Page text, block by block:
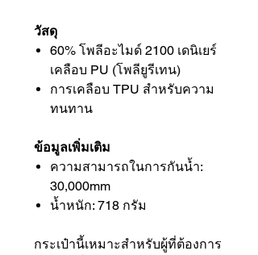
วัสดุ
60% โพลีอะไมด์ 2100 เดนิเยร์
เคลือบ PU (โพลียูรีเทน)
การเคลือบ TPU สำหรับความ
ทนทาน
ข้อมูลเพิ่มเติม
ความสามารถในการกันน้ำ:
30,000mm
น้ำหนัก: 718 กรัม
กระเป๋านี้เหมาะสำหรับผู้ที่ต้องการ